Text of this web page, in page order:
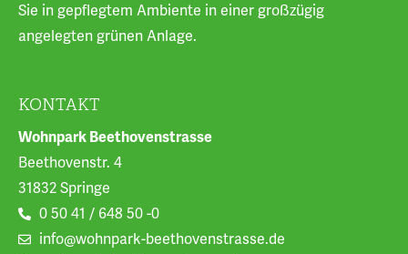
Sie in gepflegtem Ambiente in einer großzügig
angelegten grünen Anlage.
KONTAKT
Wohnpark Beethovenstrasse
Beethovenstr. 4
31832 Springe
0 50 41 / 648 50 -0
info@wohnpark-beethovenstrasse.de